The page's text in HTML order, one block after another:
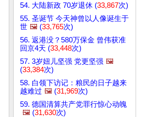
54. 大陆新政 70岁退休 (33,867次)
55. 圣诞节 今天神曾以人像诞生于
世 🖼️ (33,765次)
56. 返港没？580万保金 曾伟获准
回京4天 (33,448次)
57. 3岁妞儿坚强 党更坚强 🖼️
(33,384次)
58. 白领下访记：粮民的日子越来
越难过 🖼️ (31,969次)
59. 德国清算共产党罪行惊心动魄
🖼️ (31,630次)